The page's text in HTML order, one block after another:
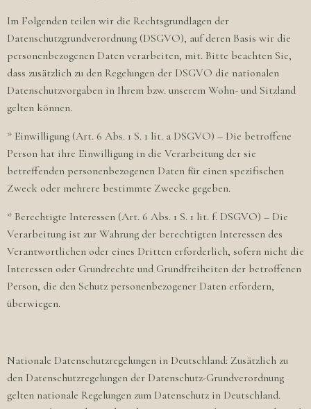
Im Folgenden teilen wir die Rechtsgrundlagen der
Datenschutzgrundverordnung (DSGVO), auf deren Basis wir die
personenbezogenen Daten verarbeiten, mit. Bitte beachten Sie,
dass zusätzlich zu den Regelungen der DSGVO die nationalen
Datenschutzvorgaben in Ihrem bzw. unserem Wohn- und Sitzland
gelten können.
* Einwilligung (Art. 6 Abs. 1 S. 1 lit. a DSGVO) – Die betroffene
Person hat ihre Einwilligung in die Verarbeitung der sie
betreffenden personenbezogenen Daten für einen spezifischen
Zweck oder mehrere bestimmte Zwecke gegeben.
* Berechtigte Interessen (Art. 6 Abs. 1 S. 1 lit. f. DSGVO) – Die
Verarbeitung ist zur Wahrung der berechtigten Interessen des
Verantwortlichen oder eines Dritten erforderlich, sofern nicht die
Interessen oder Grundrechte und Grundfreiheiten der betroffenen
Person, die den Schutz personenbezogener Daten erfordern,
überwiegen.
Nationale Datenschutzregelungen in Deutschland: Zusätzlich zu
den Datenschutzregelungen der Datenschutz-Grundverordnung
gelten nationale Regelungen zum Datenschutz in Deutschland.